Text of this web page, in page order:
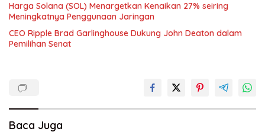
Harga Solana (SOL) Menargetkan Kenaikan 27% seiring
Meningkatnya Penggunaan Jaringan
CEO Ripple Brad Garlinghouse Dukung John Deaton dalam
Pemilihan Senat
Baca Juga